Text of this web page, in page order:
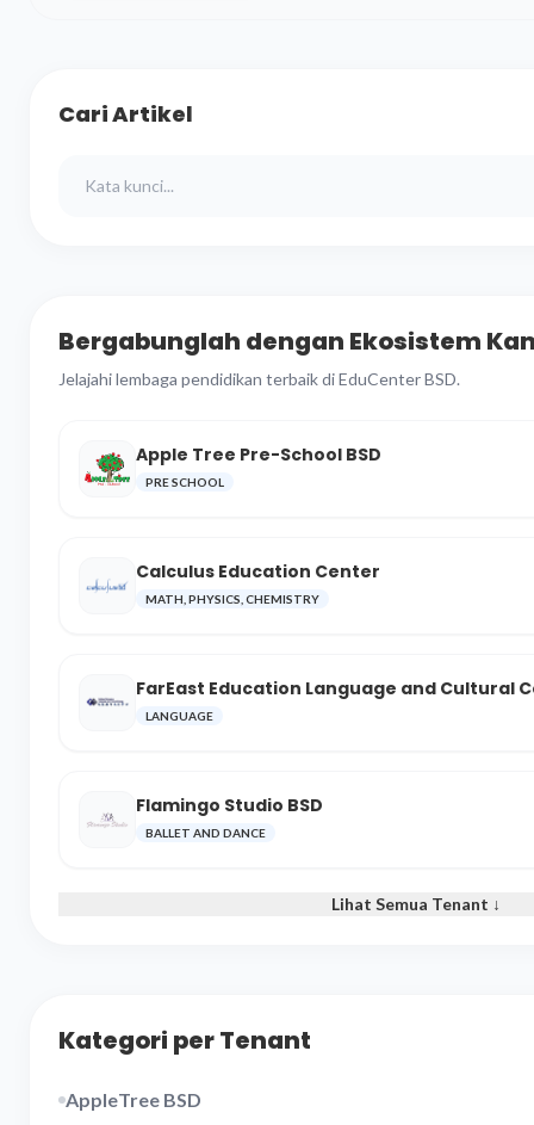
Cari Artikel
Bergabunglah dengan Ekosistem
Jelajahi lembaga pendidikan terbaik di EduCenter BSD.
Apple Tree Pre-School BSD
PRE SCHOOL
Calculus Education Center
MATH, PHYSICS, CHEMISTRY
FarEast Education Language and Cultural
LANGUAGE
Flamingo Studio BSD
BALLET AND DANCE
Lihat Semua Tenant ↓
Kategori per Tenant
AppleTree BSD